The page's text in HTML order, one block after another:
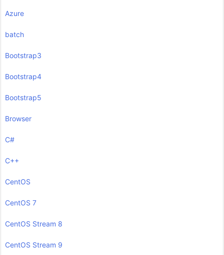
Azure
batch
Bootstrap3
Bootstrap4
Bootstrap5
Browser
C#
C++
CentOS
CentOS 7
CentOS Stream 8
CentOS Stream 9